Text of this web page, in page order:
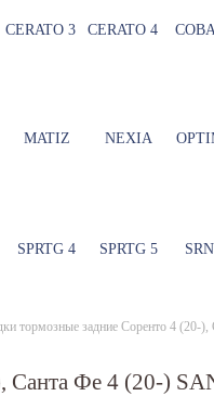
CERATO 3 CERATO 4
MATIZ NEXIA
SPRTG 4 SPRTG 5
тормозные задние Соренто 4 (20-
Санта Фе 4 (20-)